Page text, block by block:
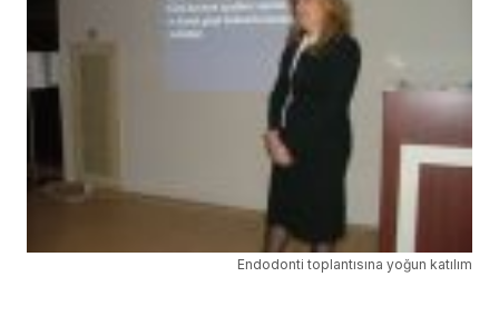
Endodonti toplantısına yoğun katılım